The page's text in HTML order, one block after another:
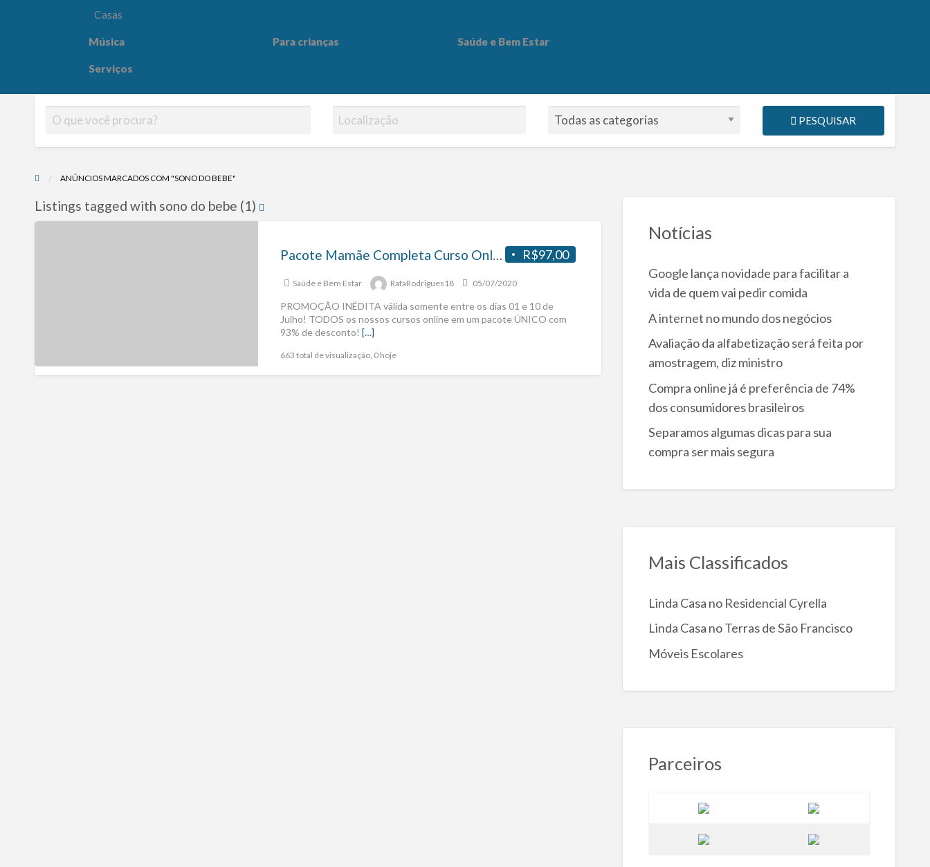
Casas
Música Para crianças Saúde e Bem Estar
Serviços
PESQUISAR
ANÚNCIOS MARCADOS COM "SONO DO BEBE"
Listings tagged with sono do bebe (1)
R$97,00
Pacote Mamãe Completa Curso Online Sobre Maternidade
Saúde e Bem Estar RafaRodrigues18 05/07/2020
PROMOÇÃO INÉDITA válida somente entre os dias 01 e 10 de
Julho! TODOS os nossos cursos online em um pacote ÚNICO com
93% de desconto! […]
663 total de visualização, 0 hoje
Notícias
Google lança novidade para facilitar a
vida de quem vai pedir comida
A internet no mundo dos negócios
Avaliação da alfabetização será feita por
amostragem, diz ministro
Compra online já é preferência de 74%
dos consumidores brasileiros
Separamos algumas dicas para sua
compra ser mais segura
Mais Classificados
Linda Casa no Residencial Cyrella
Linda Casa no Terras de São Francisco
Móveis Escolares
Parceiros